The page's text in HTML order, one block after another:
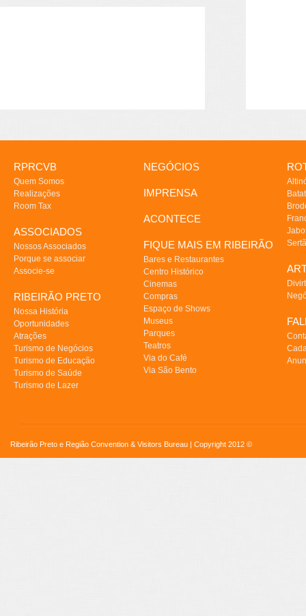
RPRCVB
Quem Somos
Realizações
Room Tax
ASSOCIADOS
Nossos Associados
Porque se associar
Associe-se
RIBEIRÃO PRETO
Nossa História
Oportunidades
Atrações
Turismo de Negócios
Turismo de Educação
Turismo de Saúde
Turismo de Lazer
NEGÓCIOS
IMPRENSA
ACONTECE
FIQUE MAIS EM RIBEIRÃO
Bares e Restaurantes
Centro Histórico
Cinemas
Compras
Espaço de Shows
Museus
Parques
Teatros
Via do Café
Via São Bento
Ribeirão Preto e Região Convention & Visitors Bureau | Copyright 2012 ©